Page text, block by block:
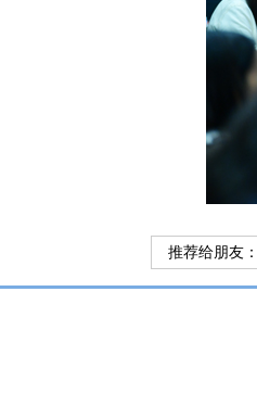
推荐给朋友：